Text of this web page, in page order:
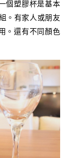
個塑膠杯是基本
。有家人或朋友
。還有不同顏色